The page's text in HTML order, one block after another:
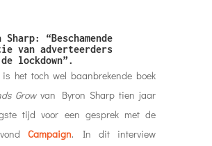
Sharp: “Beschamende
van adverteerders
lockdown”.
het toch wel baanbrekende boek
Growvan Byron Sharp tien jaar
tijd voor een gesprek met de
Campaign. In dit interview